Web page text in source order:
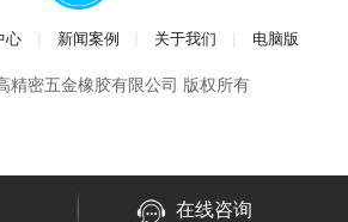
心 新闻案例 关于我们 电脑版
精密五金橡胶有限公司 版权所有
在线咨询